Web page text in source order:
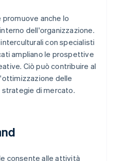
anche lo
dell'organizzazione.
con specialisti
ampliano le prospettive
Ciò può contribuire al
delle
di mercato.
consente alle attività